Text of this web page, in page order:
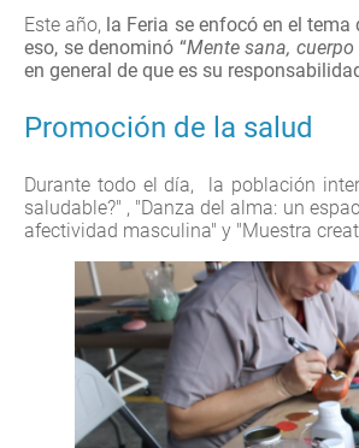
Este año, la Feria se enfocó en el
eso, se denominó “Mente sana, cuerpo
en general de que es su
Promoción de la salud
Durante todo el día, la población
saludable?" , "Danza del alma: un
afectividad masculina" y "Muestra